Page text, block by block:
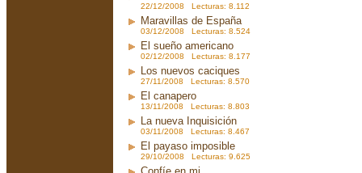
22/12/2008 Lecturas: 8.112
Maravillas de España
03/12/2008 Lecturas: 8.524
El sueño americano
02/12/2008 Lecturas: 8.177
Los nuevos caciques
27/11/2008 Lecturas: 8.570
El canapero
13/11/2008 Lecturas: 8.803
La nueva Inquisición
03/11/2008 Lecturas: 8.467
El payaso imposible
29/10/2008 Lecturas: 9.625